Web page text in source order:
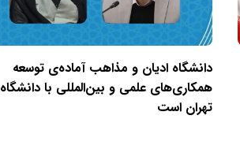
دانشگاه ادیان و مذاهب آماده‌ی توسعه
همکاری‌های علمی و بین‌المللی با دانشگاه
تهران است